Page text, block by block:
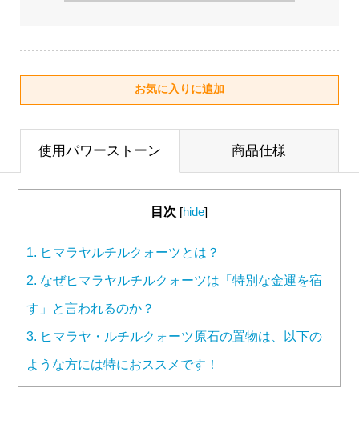
使用パワーストーン 商品仕様
目次 [hide]
1. ヒマラヤルチルクォーツとは？
2. なぜヒマラヤルチルクォーツは「特別な金運を宿
す」と言われるのか？
3. ヒマラヤ・ルチルクォーツ原石の置物は、以下の
ような方には特におススメです！